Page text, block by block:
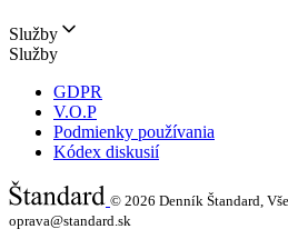
Služby
Služby
GDPR
V.O.P
Podmienky používania
Kódex diskusií
© 2026 Denník Štandard,
oprava@standard.sk